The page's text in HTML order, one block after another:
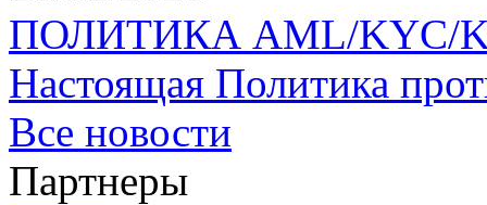
ПОЛИТИКА AML/KYC/
Настоящая Политика
Все новости
Партнеры